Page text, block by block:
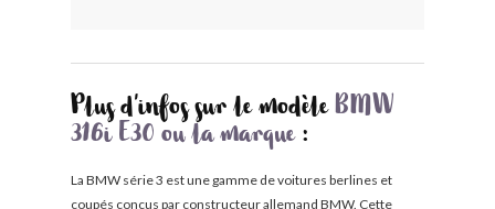
Plus d'infos sur le modèle BMW
316i E30 ou la marque:
La BMW série 3 est une gamme de voitures berlines et
coupés conçus par constructeur allemand BMW. Cette